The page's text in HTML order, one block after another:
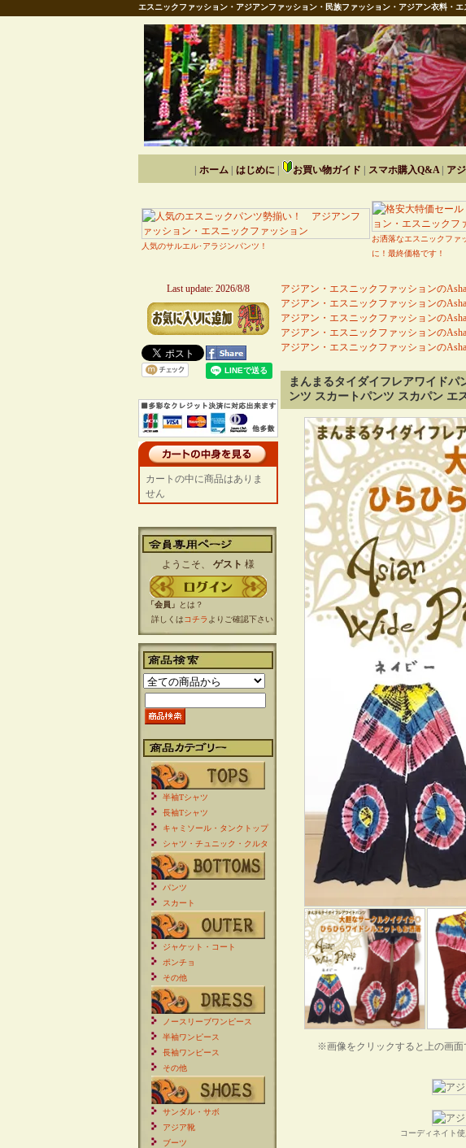
エスニックファッション・アジアンファッション・民族ファッション・アジアン衣料・
ホーム| はじめに| お買い物ガイド スマホ購入Q&A| ア
人気のサルエル･アラジンパンツ！
お洒落なエスニックファ
に！最終価格です！
アジアン・エスニックファッションの
アジアン・エスニックファッションの
アジアン・エスニックファッションの
アジアン・エスニックファッションの
アジアン・エスニックファッションの
まんまるタイダイフレアワイド
ンツ スカートパンツ スカパン エ
※画像をクリックすると上の画面
コーディネイト使
Last update: 2026/8/8
カートの中に商品はありま
せん
ようこそ、 ゲスト 様
「会員」
とは？
詳しくはコチラ よりご確認下さい
半袖Tシャツ
長袖Tシャツ
キャミソール・タンクトップ
シャツ・チュニック・クルタ
パンツ
スカート
ジャケット・コート
ポンチョ
その他
ノースリーブワンピース
半袖ワンピース
長袖ワンピース
その他
サンダル・サボ
アジア靴
ブーツ